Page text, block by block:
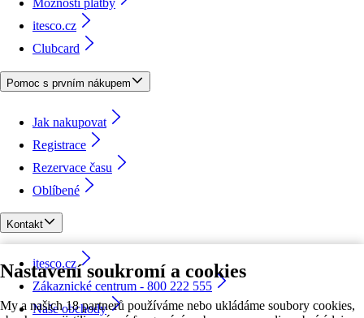
Nastavení soukromí a cookies
My a našich 18 partnerů používáme nebo ukládáme soubory cookies,
Možnosti platby
itesco.cz
Clubcard
Pomoc s prvním nákupem
Jak nakupovat
Registrace
Rezervace času
Oblíbené
Kontakt
itesco.cz
Zákaznické centrum - 800 222 555
Naše obchody